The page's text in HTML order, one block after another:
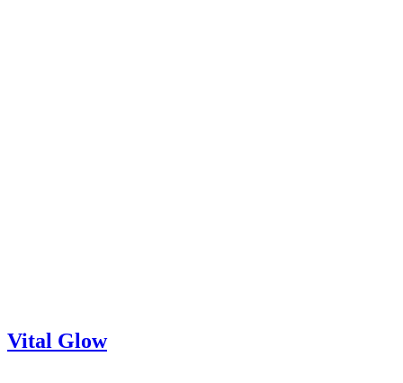
Vital Glow